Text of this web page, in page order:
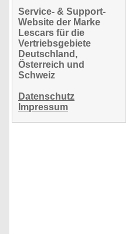
Service- & Support-
Website der Marke
Lescars für die
Vertriebsgebiete
Deutschland,
Österreich und
Schweiz
Datenschutz
Impressum